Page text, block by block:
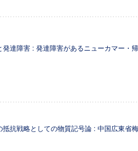
ンター
点
発達障害 : 発達障害があるニューカマー・
抵抗戦略としての物質記号論 : 中国広東省